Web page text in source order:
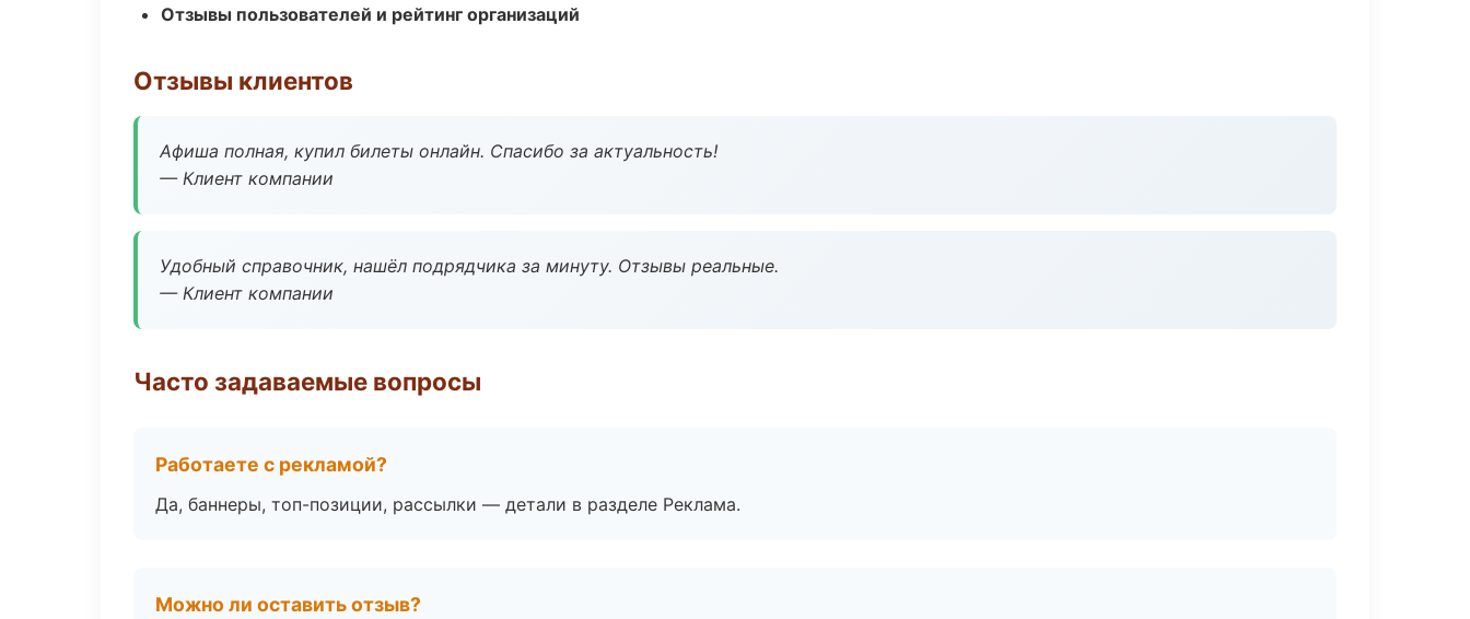
Отзывы пользователей и рейтинг организаций
Отзывы клиентов
Афиша полная, купил билеты онлайн. Спасибо за актуальность!
— Клиент компании
Удобный справочник, нашёл подрядчика за минуту. Отзывы реальные.
— Клиент компании
Часто задаваемые вопросы
Работаете с рекламой?
Да, баннеры, топ-позиции, рассылки — детали в разделе Реклама.
Можно ли оставить отзыв?